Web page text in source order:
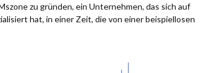
zu gründen, ein Unternehmen, das sich auf
hat, in einer Zeit, die von einer beispiellosen